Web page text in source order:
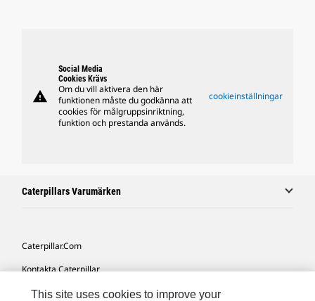
warning
Social Media
Cookies Krävs
Om du vill aktivera den här
funktionen måste du godkänna att
cookies för målgruppsinriktning,
funktion och prestanda används.
cookieinställningar
Caterpillars Varumärken
Caterpillar.com
Kontakta Caterpillar
Mina Marknadsföringspreferenser
This site uses cookies to improve your